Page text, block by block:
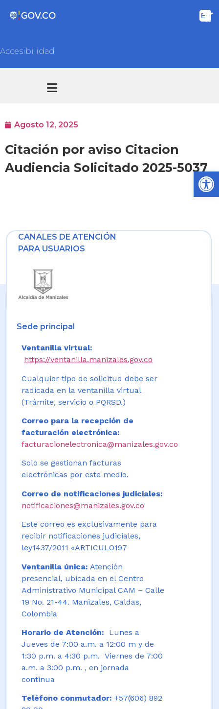
Accesibilidad
Agosto 12, 2025
Citación por aviso Citacion
Audiencia Solicitado 2025-5037
CANALES DE ATENCIÓN
PARA USUARIOS
Sede principal
Ventanilla virtual:
https://ventanilla.manizales.gov.co
Cualquier tipo de solicitud debe ser
radicada en la ventanilla virtual
(Trámite, servicio o PQRSD.)
Correo para la recepción de
facturación electrónica:
facturacionelectronica@manizales.gov.co
Solo se gestionan facturas
electrónicas por este medio.
Correo de notificaciones judiciales:
notificaciones@manizales.gov.co
Este correo es exclusivamente para
recibir notificaciones judiciales,
ley1437/2011 «ARTICULO197
Ventanilla única: Atención
presencial, ubicada en el Centro
Administrativo Municipal CAM – Calle
19 No. 21-44. Manizales, Caldas,
Colombia
Horario de Atención:
Lunes a
Jueves de 7:00 a.m. a 12:00 m y de
1:30 p.m. a 4:30 p.m. Viernes de 7:00
a.m. a 3:00 p.m. , en jornada
continua
Teléfono conmutador: +57(606) 892